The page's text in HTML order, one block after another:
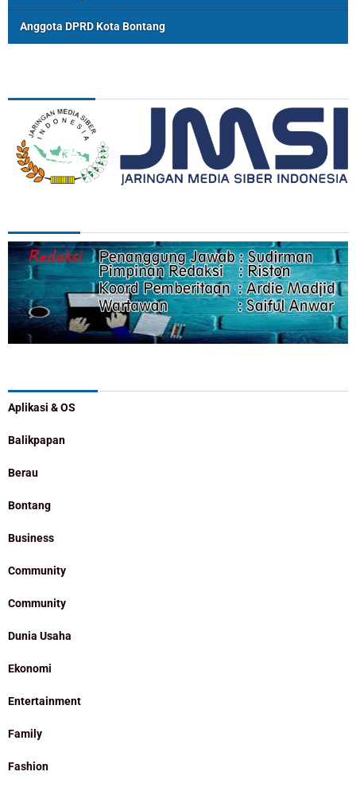
Anggota DPRD Kota Bontang
Aplikasi & OS
Balikpapan
Berau
Bontang
Business
Community
Community
Dunia Usaha
Ekonomi
Entertainment
Family
Fashion